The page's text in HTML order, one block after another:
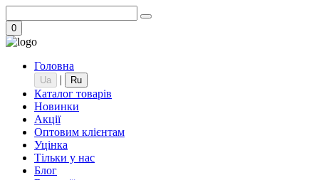
0
Головна
Ua | Ru
Каталог товарів
Новинки
Акції
Оптовим клієнтам
Уцінка
Тільки у нас
Блог